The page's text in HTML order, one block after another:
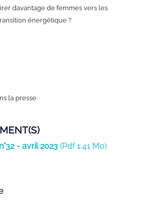
davantage de femmes vers les
énergétique ?
la presse
- avril 2023 (Pdf1.41 Mo)